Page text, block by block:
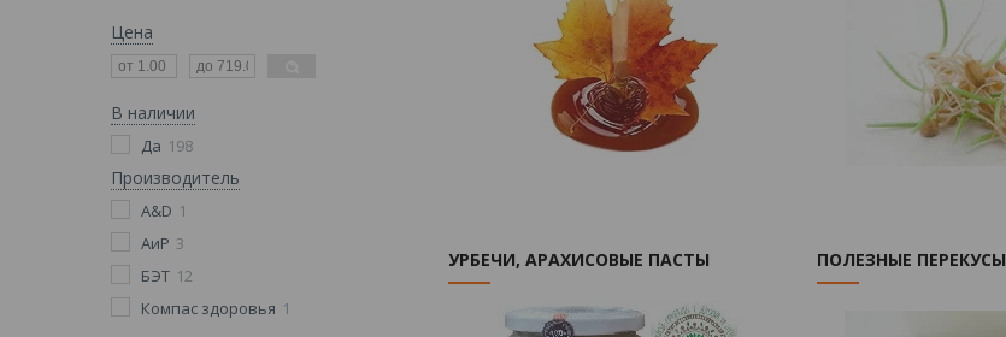
УРБЕЧИ, АРАХИСОВЫЕ ПАСТЫ ПОЛЕЗНЫЕ ПЕРЕКУСЫ
Цена
В наличии
Да 198
Производитель
A&D 1
АиР 3
БЭТ 12
Компас здоровья 1